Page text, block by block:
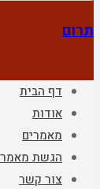
תרום
דף הבית
אודות
מאמרים
הגשת
צור קשר